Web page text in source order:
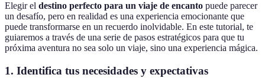
Elegir el destino perfecto para un viaje de encanto puede parecer
un desafío, pero en realidad es una experiencia emocionante que
puede transformarse en un recuerdo inolvidable. En este tutorial, te
guiaremos a través de una serie de pasos estratégicos para que tu
próxima aventura no sea solo un viaje, sino una experiencia mágica.
1. Identifica tus necesidades y expectativas